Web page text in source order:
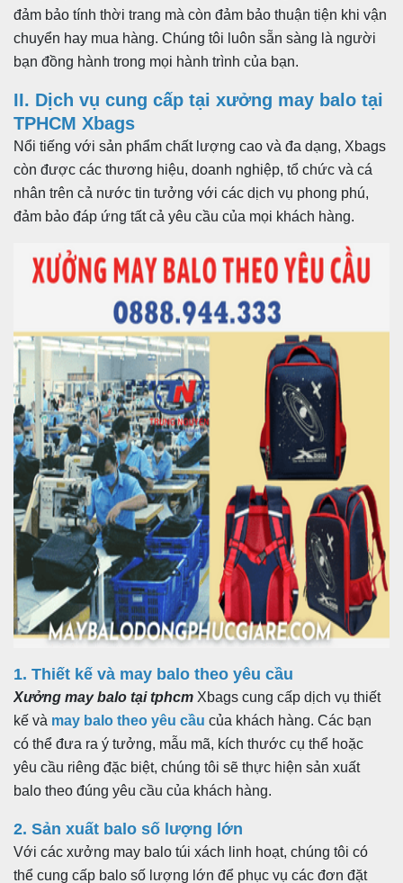
đảm bảo tính thời trang mà còn đảm bảo thuận tiện khi vận
chuyển hay mua hàng. Chúng tôi luôn sẵn sàng là người
bạn đồng hành trong mọi hành trình của bạn.
II. Dịch vụ cung cấp tại xưởng may balo tại
TPHCM Xbags
Nổi tiếng với sản phẩm chất lượng cao và đa dạng, Xbags
còn được các thương hiệu, doanh nghiệp, tổ chức và cá
nhân trên cả nước tin tưởng với các dịch vụ phong phú,
đảm bảo đáp ứng tất cả yêu cầu của mọi khách hàng.
1. Thiết kế và may balo theo yêu cầu
Xưởng may balo tại tphcm Xbags cung cấp dịch vụ thiết
kế và may balo theo yêu cầu của khách hàng. Các bạn
có thể đưa ra ý tưởng, mẫu mã, kích thước cụ thể hoặc
yêu cầu riêng đặc biệt, chúng tôi sẽ thực hiện sản xuất
balo theo đúng yêu cầu của khách hàng.
2. Sản xuất balo số lượng lớn
Với các xưởng may balo túi xách linh hoạt, chúng tôi có
thể cung cấp balo số lượng lớn để phục vụ các đơn đặt